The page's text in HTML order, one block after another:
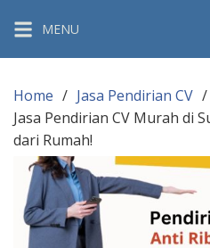
content
MENU
Home
Jasa Pendirian CV
Jasa Pendirian CV Murah di
dari Rumah!